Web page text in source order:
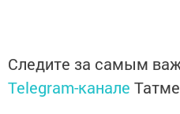
Следите за самым
Telegram-канале